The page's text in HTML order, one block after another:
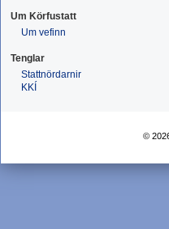
Um Körfustatt
Um vefinn
Tenglar
Stattnördarnir
KKÍ
©